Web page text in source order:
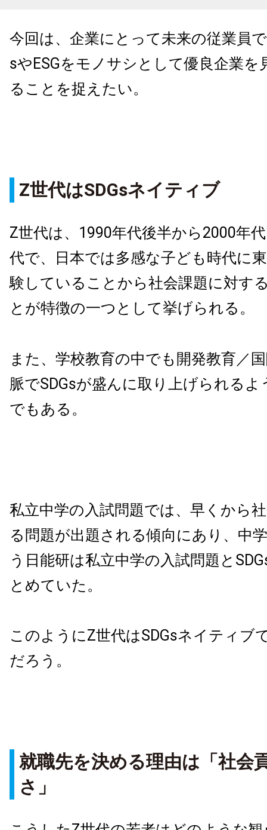
今回は、企業にとって未来の従業員
sやESGをモノサシとして優良企業を
ることを捉えたい。
Z世代はSDGsネイティブ
Z世代は、1990年代後半から2000年
代で、日本では多感な子ども時代に
験していることから社会課題に対す
とが特徴の一つとして挙げられる。
また、学校教育の中でも開発教育／
脈でSDGsが盛んに取り上げられる
でもある。
私立中学の入試問題では、早くから
る問題が出題される傾向にあり、中
う日能研は私立中学の入試問題と
とめていた。
このようにZ世代はSDGsネイティブ
だろう。
就職先を決める理由は「社会
さ」